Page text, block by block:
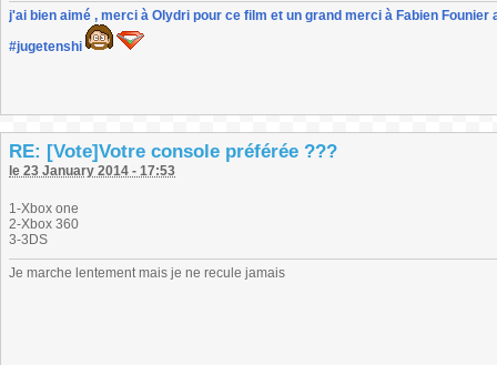
j'ai bien aimé , merci à Olydri pour ce film et un grand merci à Fabien
#jugetenshi
RE: [Vote]Votre console préférée ???
le 23 January 2014 - 17:53
1-Xbox one
2-Xbox 360
3-3DS
Je marche lentement mais je ne recule jamais